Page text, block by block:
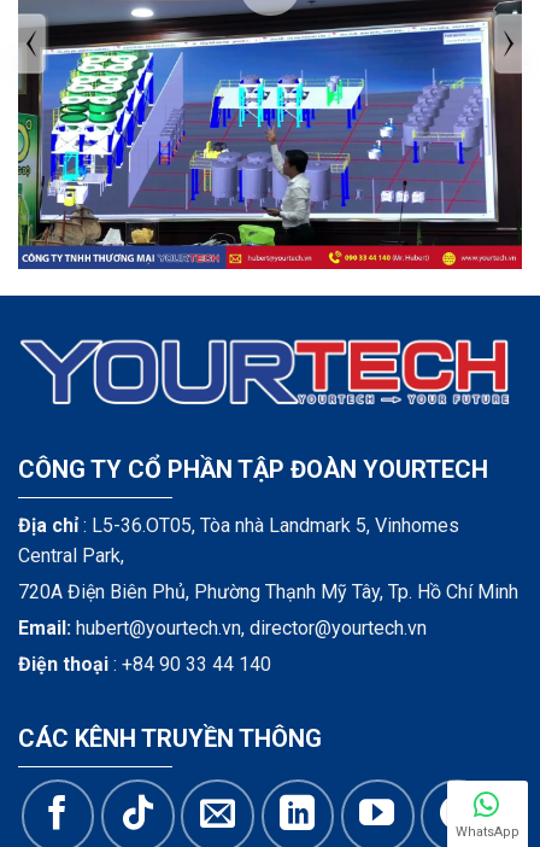
TIN TỨC MỚI NHẤT
Tuyển dụng: Nhân viên KẾ TOÁN
CÔNG TY CỔ PHẦN TẬP ĐOÀN YOURTECH
Địa chỉ: L5-36.OT05, Tòa nhà Landmark 5, Vinhomes
Central Park,
720A Điện Biên Phủ, Phường Thạnh Mỹ Tây, Tp. Hồ Chí Minh
Email: hubert@yourtech.vn, director@yourtech.vn
Điện thoại : +84 90 33 44 140
CÁC KÊNH TRUYỀN THÔNG
WhatsApp